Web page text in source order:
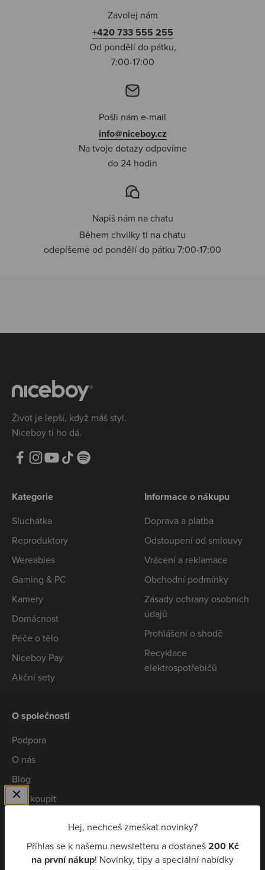
Hej, nechceš zmeškat novinky?
Přihlas se k našemu newsletteru a dostaneš200 Kč
na první nákup! Novinky, tipy a speciální nabídky
Zavolej nám
+420 733 555 255
Od pondělí do pátku,
7:00-17:00
Pošli nám e-mail
info@niceboy.cz
Na tvoje dotazy odpovíme
do 24 hodin
Napiš nám na chatu
Během chvilky ti na chatu
odepíšeme od pondělí do pátku 7:00-17:00
Život je lepší, když máš styl.
Niceboy ti ho dá.
Kategorie
Sluchátka
Reproduktory
Wereables
Gaming & PC
Kamery
Domácnost
Péče o tělo
Niceboy Pay
Akční sety
Informace o nákupu
Doprava a platba
Odstoupení od smlouvy
Vrácení a reklamace
Obchodní podmínky
Zásady ochrany osobních
údajů
Prohlášení o shodě
Recyklace
elektrospotřebičů
O společnosti
Podpora
O nás
Blog
Kde koupit
Niceboy Pay